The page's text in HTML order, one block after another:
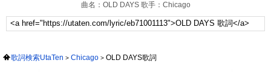
曲名：OLD DAYS 歌手：Chicago
歌詞検索UtaTen Chicago OLD DAYS歌詞